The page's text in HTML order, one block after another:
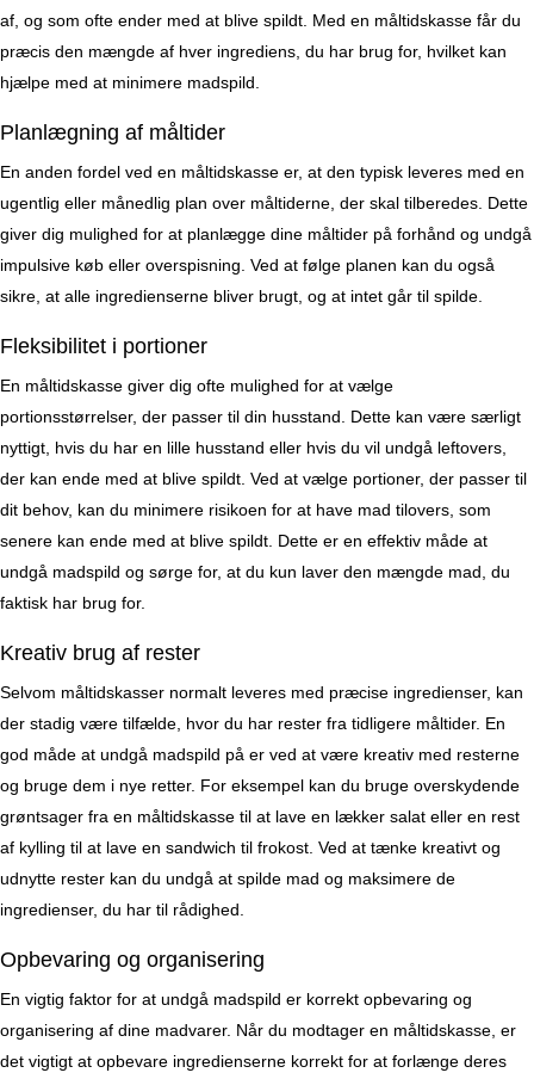
af, og som ofte ender med at blive spildt. Med en måltidskasse får du
præcis den mængde af hver ingrediens, du har brug for, hvilket kan
hjælpe med at minimere madspild.
Planlægning af måltider
En anden fordel ved en måltidskasse er, at den typisk leveres med en
ugentlig eller månedlig plan over måltiderne, der skal tilberedes. Dette
giver dig mulighed for at planlægge dine måltider på forhånd og undgå
impulsive køb eller overspisning. Ved at følge planen kan du også
sikre, at alle ingredienserne bliver brugt, og at intet går til spilde.
Fleksibilitet i portioner
En måltidskasse giver dig ofte mulighed for at vælge
portionsstørrelser, der passer til din husstand. Dette kan være særligt
nyttigt, hvis du har en lille husstand eller hvis du vil undgå leftovers,
der kan ende med at blive spildt. Ved at vælge portioner, der passer til
dit behov, kan du minimere risikoen for at have mad tilovers, som
senere kan ende med at blive spildt. Dette er en effektiv måde at
undgå madspild og sørge for, at du kun laver den mængde mad, du
faktisk har brug for.
Kreativ brug af rester
Selvom måltidskasser normalt leveres med præcise ingredienser, kan
der stadig være tilfælde, hvor du har rester fra tidligere måltider. En
god måde at undgå madspild på er ved at være kreativ med resterne
og bruge dem i nye retter. For eksempel kan du bruge overskydende
grøntsager fra en måltidskasse til at lave en lækker salat eller en rest
af kylling til at lave en sandwich til frokost. Ved at tænke kreativt og
udnytte rester kan du undgå at spilde mad og maksimere de
ingredienser, du har til rådighed.
Opbevaring og organisering
En vigtig faktor for at undgå madspild er korrekt opbevaring og
organisering af dine madvarer. Når du modtager en måltidskasse, er
det vigtigt at opbevare ingredienserne korrekt for at forlænge deres